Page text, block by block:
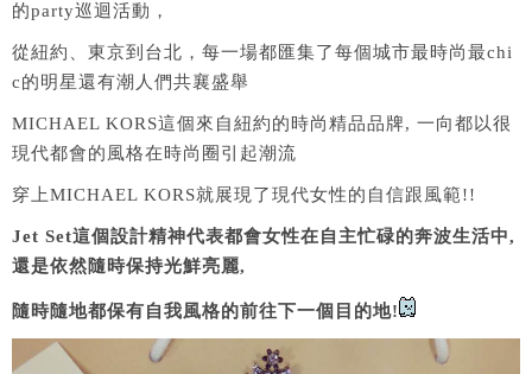
的party巡迴活動，
從紐約、東京到台北，每一場都匯集了每個城市最時尚最chi
c的明星還有潮人們共襄盛舉
MICHAEL KORS這個來自紐約的時尚精品品牌, 一向都以很
現代都會的風格在時尚圈引起潮流
穿上MICHAEL KORS就展現了現代女性的自信跟風範!!
Jet Set這個設計精神代表都會女性在自主忙碌的奔波生活中,
還是依然隨時保持光鮮亮麗,
隨時隨地都保有自我風格的前往下一個目的地!